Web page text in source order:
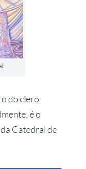
do clero
é o
Catedral de